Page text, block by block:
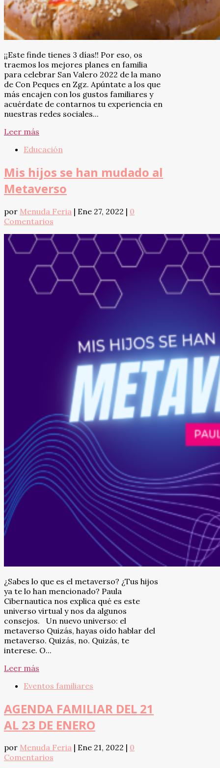
¡¡Este finde tienes 3 días!! Por eso, os
traemos los mejores planes en familia
para celebrar San Valero 2022 de la mano
de Con Peques en Zgz. Apúntate a los que
más encajen con los gustos familiares y
acuérdate de contarnos tu experiencia en
nuestras redes sociales...
Leer más
Educación
Mis hijos se han mudado al
Metaverso
por Menuda Feria | Ene 27, 2022 | 0
Comentarios
¿Sabes lo que es el metaverso? ¿Tus hijos
ya te lo han mencionado? Paula
Cibernautica nos explica qué es este
universo virtual y nos da algunos
consejos. Un nuevo universo: el
metaverso Quizás, hayas oído hablar del
metaverso. Quizás, no. Quizás, te
interese. O...
Leer más
Eventos familiares
AGENDA FAMILIAR DEL 21
AL 23 DE ENERO
por Menuda Feria | Ene 21, 2022 | 0
Comentarios